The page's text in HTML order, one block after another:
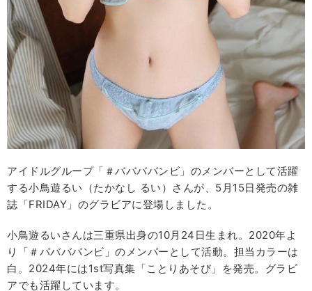
アイドルグループ「＃ババババンビ」のメンバーとして活躍
する小鳥遊るい（たかなし るい）さんが、5月15日発売の雑
誌「FRIDAY」のグラビアに登場しました。
小鳥遊るいさんは三重県出身の10月24日生まれ。2020年よ
り「＃ババババンビ」のメンバーとして活動。担当カラーは
白。2024年には1st写真集「ことりあそび」を発売。グラビ
アでも活躍しています。